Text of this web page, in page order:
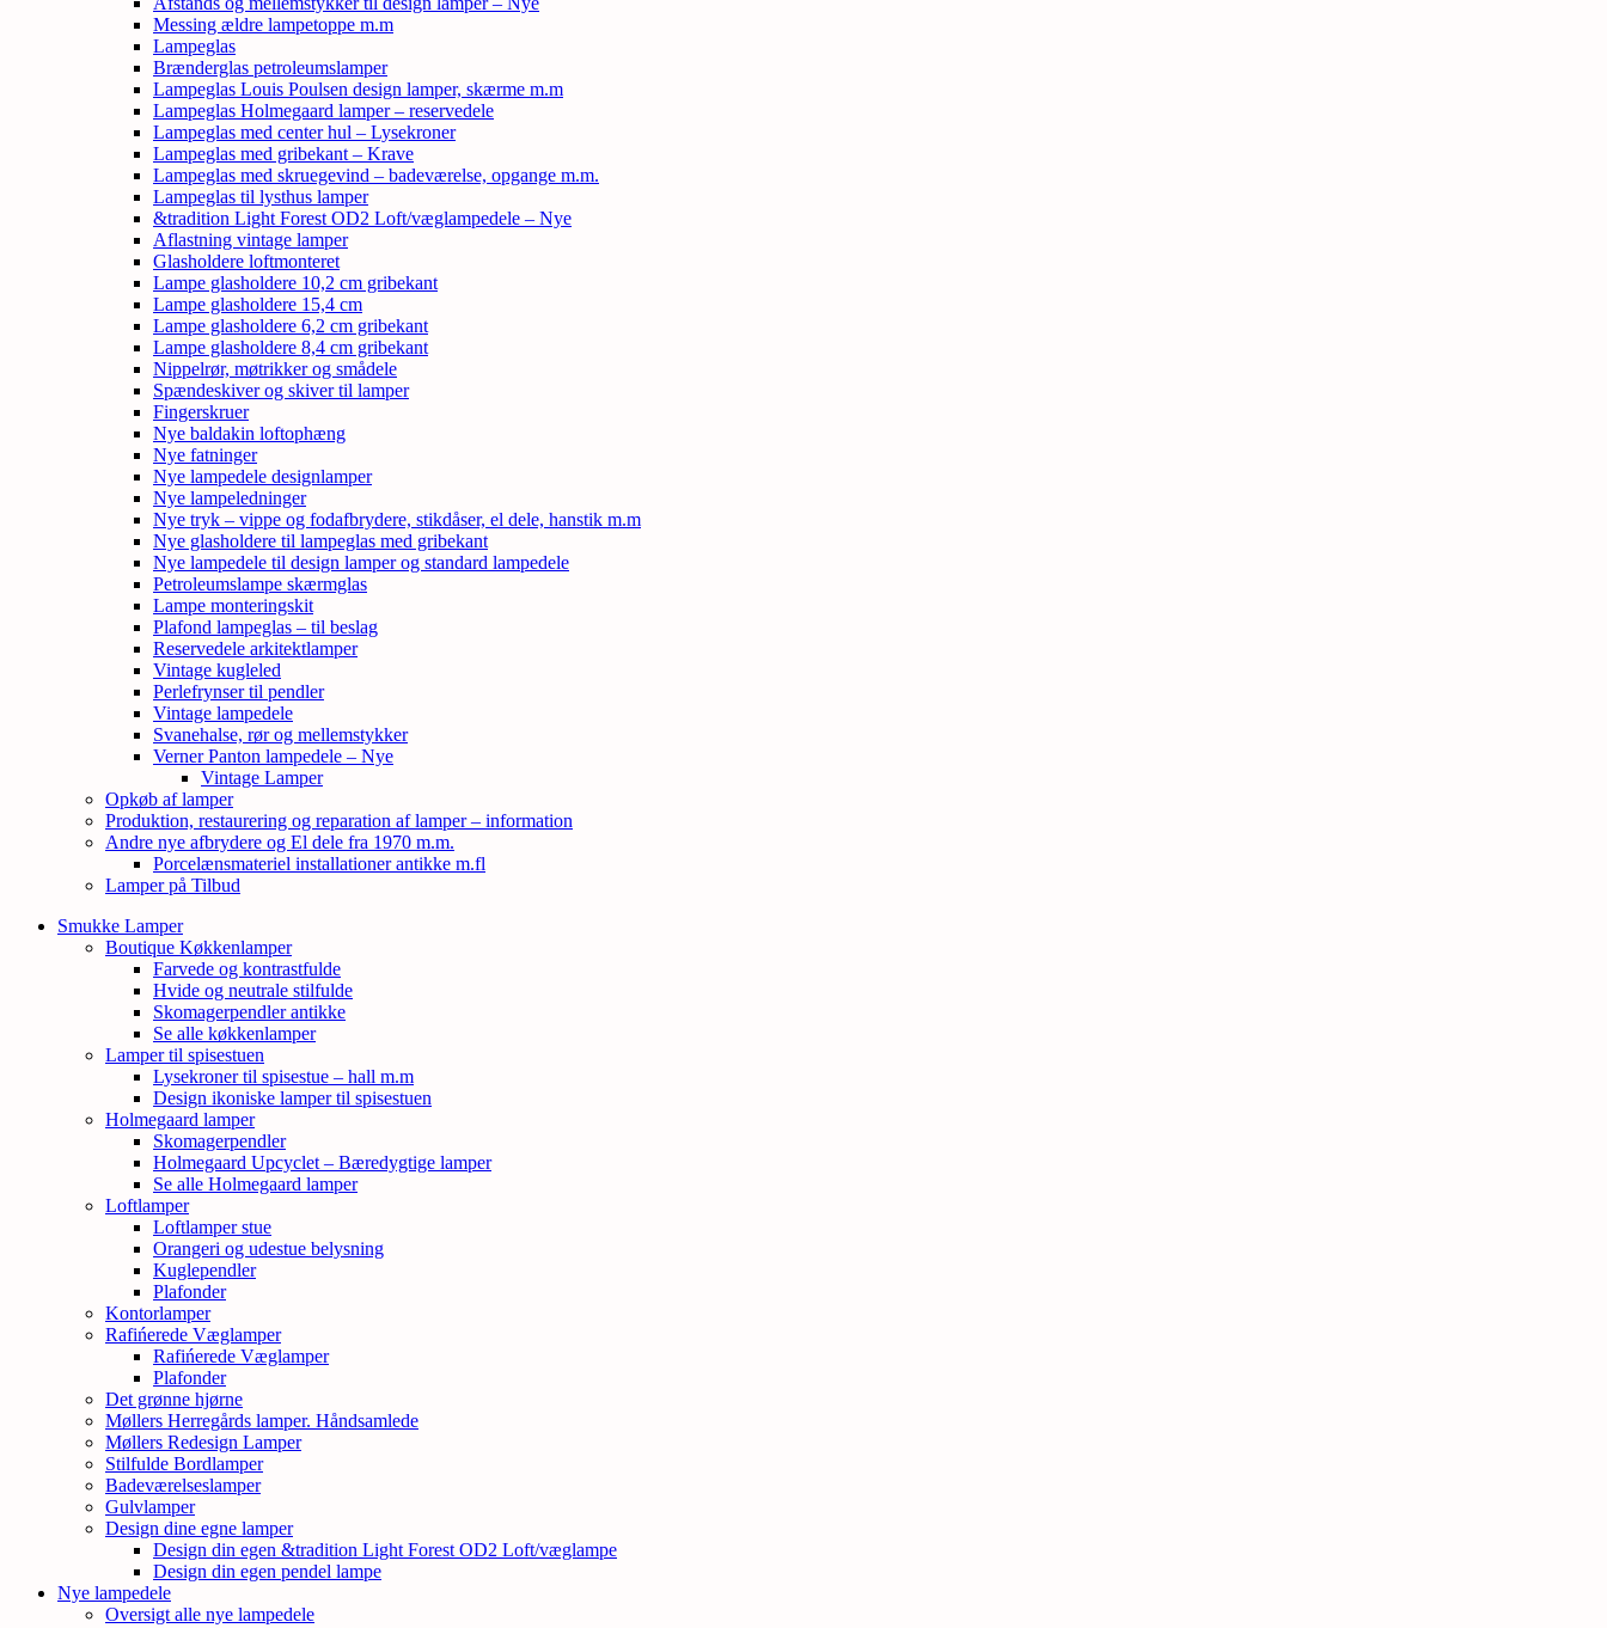
Messing ældre lampetoppe m.m
Lampeglas
Brænderglas petroleumslamper
Lampeglas Louis Poulsen design lamper, skærme m.m
Lampeglas Holmegaard lamper – reservedele
Lampeglas med center hul – Lysekroner
Lampeglas med gribekant – Krave
Lampeglas med skruegevind – badeværelse, opgange m.m.
Lampeglas til lysthus lamper
&tradition Light Forest OD2 Loft/væglampedele – Nye
Aflastning vintage lamper
Glasholdere loftmonteret
Lampe glasholdere 10,2 cm gribekant
Lampe glasholdere 15,4 cm
Lampe glasholdere 6,2 cm gribekant
Lampe glasholdere 8,4 cm gribekant
Nippelrør, møtrikker og smådele
Spændeskiver og skiver til lamper
Fingerskruer
Nye baldakin loftophæng
Nye fatninger
Nye lampedele designlamper
Nye lampeledninger
Nye tryk – vippe og fodafbrydere, stikdåser, el dele, hanstik m.m
Nye glasholdere til lampeglas med gribekant
Nye lampedele til design lamper og standard lampedele
Petroleumslampe skærmglas
Lampe monteringskit
Plafond lampeglas – til beslag
Reservedele arkitektlamper
Vintage kugleled
Perlefrynser til pendler
Vintage lampedele
Svanehalse, rør og mellemstykker
Verner Panton lampedele – Nye
Vintage Lamper
Opkøb af lamper
Produktion, restaurering og reparation af lamper – information
Andre nye afbrydere og El dele fra 1970 m.m.
Porcelænsmateriel installationer antikke m.fl
Lamper på Tilbud
Smukke Lamper
Boutique Køkkenlamper
Farvede og kontrastfulde
Hvide og neutrale stilfulde
Skomagerpendler antikke
Se alle køkkenlamper
Lamper til spisestuen
Lysekroner til spisestue – hall m.m
Design ikoniske lamper til spisestuen
Holmegaard lamper
Skomagerpendler
Holmegaard Upcyclet – Bæredygtige lamper
Se alle Holmegaard lamper
Loftlamper
Loftlamper stue
Orangeri og udestue belysning
Kuglependler
Plafonder
Kontorlamper
Rafińerede Væglamper
Rafińerede Væglamper
Plafonder
Det grønne hjørne
Møllers Herregårds lamper. Håndsamlede
Møllers Redesign Lamper
Stilfulde Bordlamper
Badeværelseslamper
Gulvlamper
Design dine egne lamper
Design din egen &tradition Light Forest OD2 Loft/væglampe
Design din egen pendel lampe
Nye lampedele
Oversigt alle nye lampedele